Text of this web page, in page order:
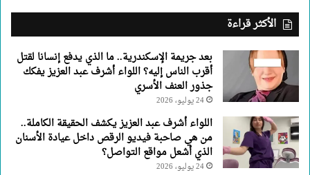
عبد
العزيز
جذور
العنف
الأسري
الأكثر قراءة
بعد جريمة الإسكندرية.. ما الذي يدفع إنسانا لقتل
أقرب الناس إليه؟ اللواء أشرف عبد العزيز يفكك
جذور العنف الأسري
24 يوليو، 2026
اللواء أشرف عبد العزيز يكشف الحقيقة الكاملة..
من هي صاحبة فيديو الرقص داخل عيادة الأسنان
الذي أشعل مواقع التواصل؟
24 يوليو، 2026